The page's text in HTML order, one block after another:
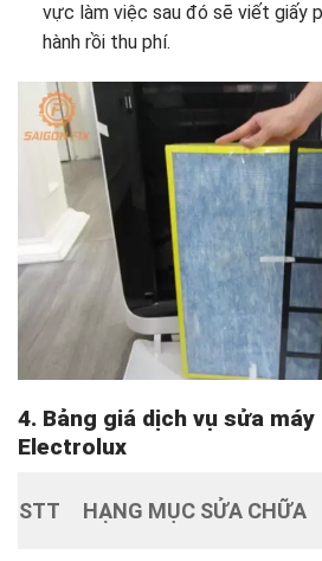
vực làm việc sau đó sẽ viết giấy
hành rồi thu phí.
4. Bảng giá dịch vụ sửa
Electrolux
STT HẠNG MỤC SỬA CHỮA